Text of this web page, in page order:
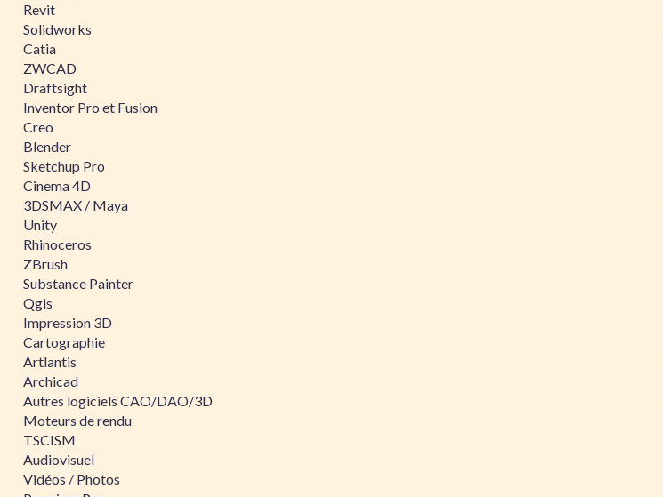
Revit
Solidworks
Catia
ZWCAD
Draftsight
Inventor Pro et Fusion
Creo
Blender
Sketchup Pro
Cinema 4D
3DSMAX / Maya
Unity
Rhinoceros
ZBrush
Substance Painter
Qgis
Impression 3D
Cartographie
Artlantis
Archicad
Autres logiciels CAO/DAO/3D
Moteurs de rendu
TSCISM
Audiovisuel
Vidéos / Photos